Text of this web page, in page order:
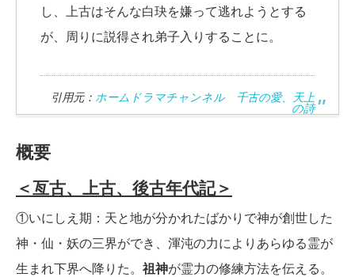
し、上古はそんな白玦を嫌って逃れようとする
が、周りに説得され弟子入りすることに。
引用元： ホームドラマチャンネル 千古の愛、天上
の詩
概要
＜亙古、上古、後古年代記＞
①いにしえ期：天と地が分かれたばかりで神が創世した
神・仙・妖の三界ができ、渾沌の力によりあらゆる霊が
生まれ下界へ降りた。 祖神が霊力の修練方法を伝える。